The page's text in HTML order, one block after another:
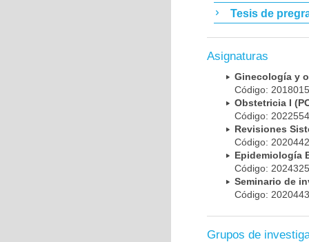
Tesis de
Asignaturas
Ginecología y
Código:
Obstetricia I
Código:
Revisiones
Código:
Epidemiología
Código:
Seminario de
Código:
Grupos de